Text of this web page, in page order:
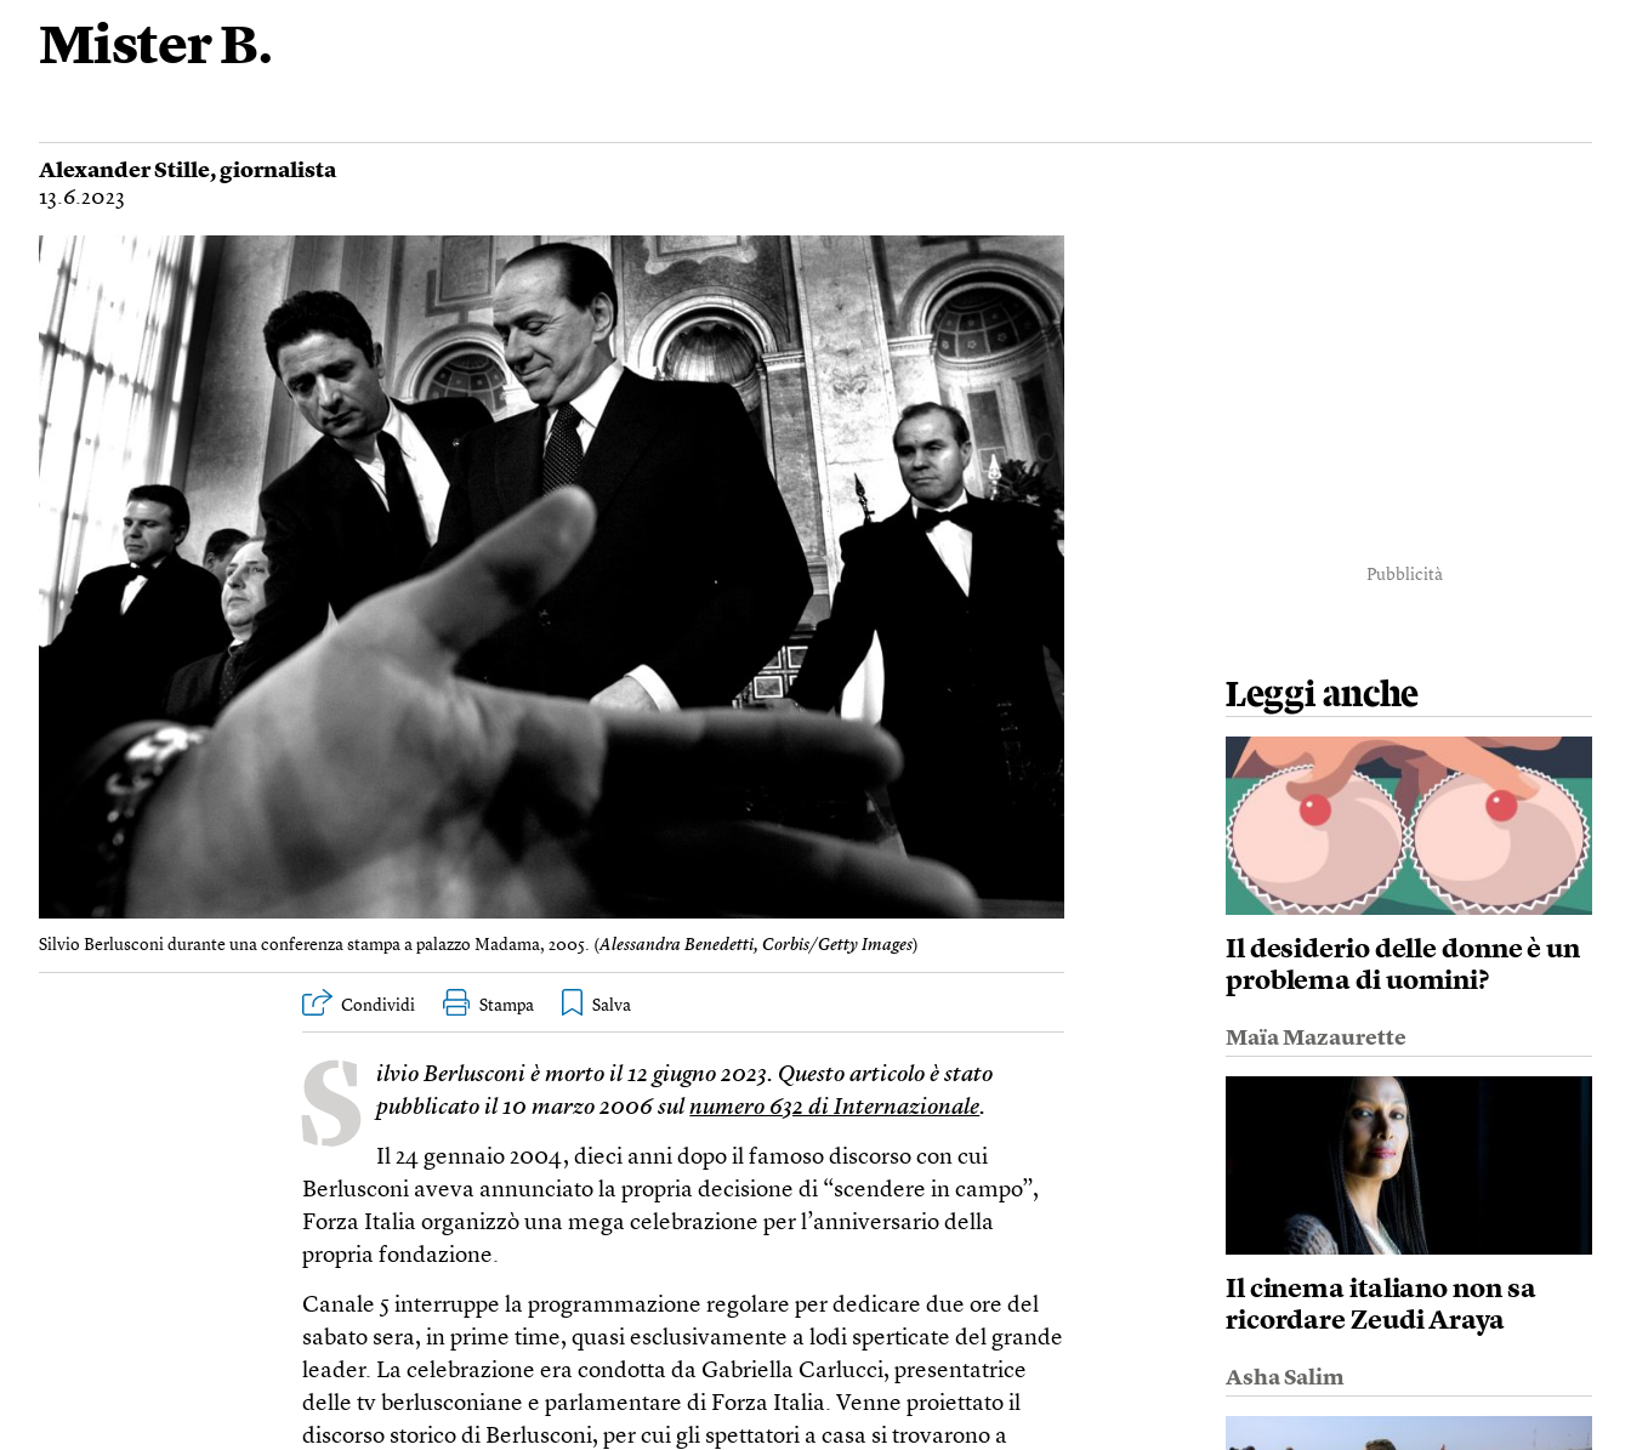
Mister B.
Alexander Stille, giornalista
13.6.2023
Silvio Berlusconi durante una conferenza stampa a palazzo Madama, 2005. (Alessandra Benedetti, Corbis/Getty Images)
Condividi Stampa
S ilvio Berlusconi è morto il 12 giugno 2023. Questo articolo è stato
pubblicato il 10 marzo 2006 sulnumero 632 di Internazionale.
Il 24 gennaio 2004, dieci anni dopo il famoso discorso con cui
Berlusconi aveva annunciato la propria decisione di “scendere in campo”,
Forza Italia organizzò una mega celebrazione per l’anniversario della
propria fondazione.
Canale 5 interruppe la programmazione regolare per dedicare due ore del
sabato sera, in prime time, quasi esclusivamente a lodi sperticate del grande
leader. La celebrazione era condotta da Gabriella Carlucci, presentatrice
delle tv berlusconiane e parlamentare di Forza Italia. Venne proiettato il
discorso storico di Berlusconi, per cui gli spettatori a casa si trovarono a
Pubblicità
Leggi anche
Il desiderio delle donne è un
problema di uomini?
Maïa Mazaurette
Il cinema italiano non sa
ricordare Zeudi Araya
Asha Salim